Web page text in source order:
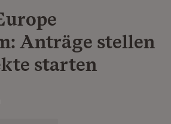
Anträge stellen
starten